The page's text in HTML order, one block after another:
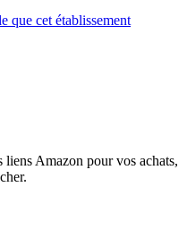
que cet établissement
Amazon pour vos achats,